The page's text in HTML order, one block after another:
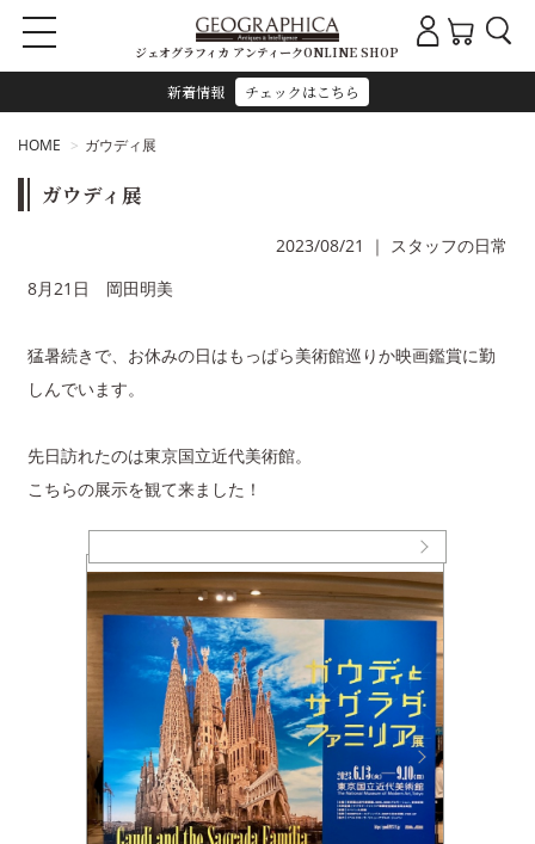
新着情報 チェックはこちら
ジェオグラフィカ アンティークONLINE SHOP
HOME ガウディ展
ガウディ展
2023/08/21 ｜ スタッフの日常
8月21日 岡田明美
猛暑続きで、お休みの日はもっぱら美術館巡りか映画鑑賞に勤
しんでいます。
先日訪れたのは東京国立近代美術館。
こちらの展示を観て来ました！